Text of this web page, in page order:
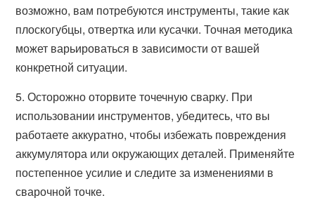
возможно, вам потребуются инструменты, такие как
плоскогубцы, отвертка или кусачки. Точная методика
может варьироваться в зависимости от вашей
конкретной ситуации.
5. Осторожно оторвите точечную сварку. При
использовании инструментов, убедитесь, что вы
работаете аккуратно, чтобы избежать повреждения
аккумулятора или окружающих деталей. Применяйте
постепенное усилие и следите за изменениями в
сварочной точке.